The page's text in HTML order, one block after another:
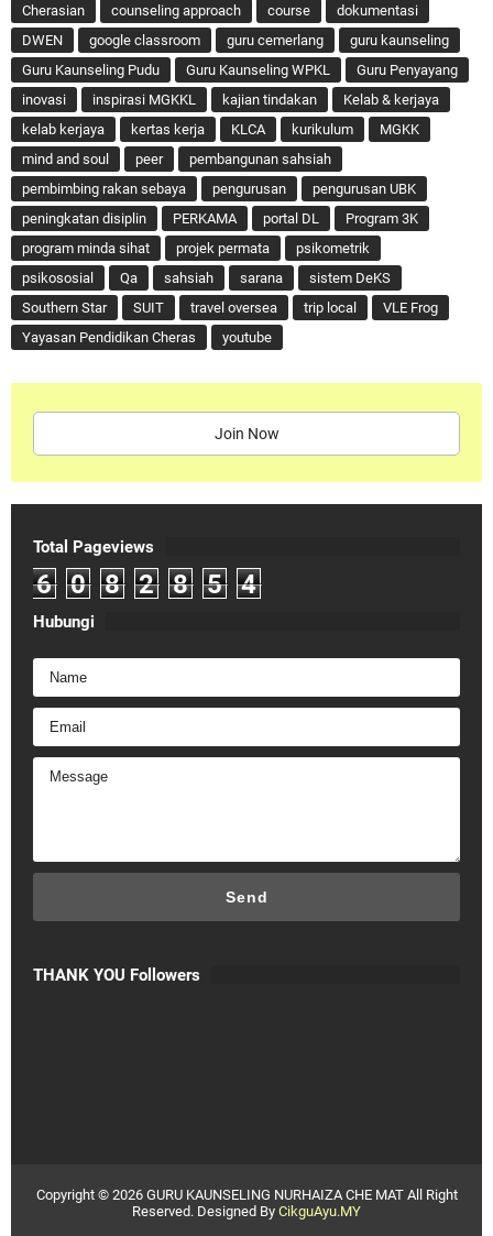
Cherasian
counseling approach course
dokumentasi
DWEN
google classroom guru cemerlang
guru kaunseling
Guru Kaunseling Pudu
Guru Kaunseling WPKL
Guru Penyayang
inovasi
inspirasi MGKKL kajian tindakan
Kelab & kerjaya
kelab kerjaya
kertas kerja KLCA kurikulum
MGKK
mind and soul
peer
pembangunan sahsiah
pembimbing rakan sebaya
pengurusan
pengurusan UBK
peningkatan disiplin
PERKAMA portal DL
Program 3K
program minda sihat
projek permata
psikometrik
psikososial
Qa sahsiah sarana
sistem DeKS
Southern Star
SUIT travel oversea trip local
VLE Frog
Yayasan Pendidikan Cheras
youtube
Join Now
Total Pageviews
6 0 8 2 8 5 4
Hubungi
THANK YOU Followers
Copyright © 2026 GURU KAUNSELING NURHAIZA CHE MAT All Right
Reserved. Designed By CikguAyu.MY